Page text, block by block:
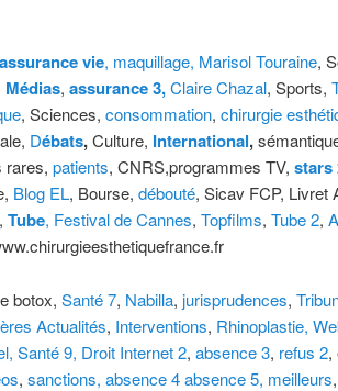
assurance vie, maquillage, Marisol Touraine,
Médias, assurance 3,Claire Chazal, Sports,
, Sciences, consommation, chirurgie
Débats,Culture, International,
rares, patients, CNRS,programmes TV, stars
Blog EL, Bourse, débouté, Sicav FCP, Livret
, Tube, Festival de Cannes, Topfilms, Tube 2,
botox, Santé 7, Nabilla, jurisprudences,
Actualités, Interventions, Rhinoplastie,
Santé 9, Droit Internet 2, absence 3, refus 2,
, sanctions, absence 4absence 5, meilleurs,